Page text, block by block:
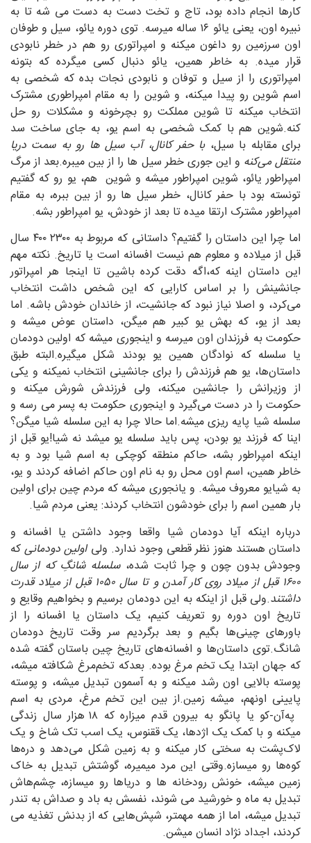
کارها انجام داده بود، تاج و تخت دست به دست می شه تا به
نبیره اون، یعنی یائو ۱۶ ساله میرسه. توی دوره یائو، سیل و طوفان
اون سرزمین رو داغون میکنه و امپراتوری رو هم در خطر نابودی
قرار میده. به خاطر همین، یائو دنبال کسی میگرده که بتونه
امپراتوری را از سیل و توفان و نابودی نجات بده که شخصی به
اسم شوین رو پیدا میکنه، و شوین را به مقام امپراطوری مشترک
انتخاب میکنه تا شوین مملکت رو بچرخونه و مشکلات رو حل
کنه.شوین هم با کمک شخصی به اسم یو، به جای ساخت سد
برای مقابله با سیل، با حفر کانال، آب سیل ها رو به سمت دریا
منتقل می‌کنهو این جوری خطر سیل ها را از بین میبره.بعد از مرگ
امپراطور یائو، شوین امپراطور میشه و شوین هم، یو رو که گفتیم
تونسته بود با حفر کانال، خطر سیل ها رو از بین ببره، به مقام
امپراطور مشترک ارتقا میده تا بعد از خودش، یو امپراطور بشه.
اما چرا این داستان را گفتیم؟ داستانی که مربوط به ۲۳۰۰ ۴۰۰ سال
قبل از میلاده و معلوم هم نیست افسانه است یا تاریخ. نکته مهم
این داستان اینه که،اگه دقت کرده باشین تا اینجا هر امپراتور
جانشینش را بر اساس کارایی که این شخص داشت انتخاب
می‌کرد، و اصلا نیاز نبود که جانشیت، از خاندان خودش باشه. اما
بعد از یو، که بهش یو کبیر هم میگن، داستان عوض میشه و
حکومت به فرزندان اون میرسه و اینجوری میشه که اولین دودمان
یا سلسله که نوادگان همین یو بودند شکل میگیره.البته طبق
داستان‌ها، یو هم فرزندش را برای جانشینی انتخاب نمیکنه و یکی
از وزیرانش را جانشین میکنه، ولی فرزندش شورش میکنه و
حکومت را در دست می‌گیرد و اینجوری حکومت به پسر می رسه و
سلسله شیا پایه ریزی میشه.اما حالا چرا به این سلسله شیا میگن؟
اینا که فرزند یو بودن، پس باید سلسله یو میشد نه شیا!یو قبل از
اینکه امپراطور بشه، حاکم منطقه کوچکی به اسم شیا بود و به
خاطر همین، اسم اون محل رو به نام اون حاکم اضافه کردند و یو،
به شیایو معروف میشه. و یانجوری میشه که مردم چین برای اولین
بار همین اسم را برای خودشون انتخاب کردند: یعنی مردم شیا.
درباره اینکه آیا دودمان شیا واقعا وجود داشتن یا افسانه و
داستان هستند هنوز نظر قطعی وجود ندارد. ولیاولین دودمانیکه
وجودش بدون چون و چرا ثابت شده، سلسله شانگِ که از سال
۱۶۰۰ قبل از میلاد روی کار آمدن و تا سال ۱۰۵۰ قبل از میلاد قدرت
داشتند.ولی قبل از اینکه به این دودمان برسیم و بخواهیم وقایع و
تاریخ اون دوره رو تعریف کنیم، یک داستان یا افسانه را از
باورهای چینی‌ها بگیم و بعد برگردیم سر وقت تاریخ دودمان
شانگ.توی داستان‌ها و افسانه‌های تاریخ چین باستان گفته شده
که جهان ابتدا یک تخم مرغ بوده. بعدکه تخم‌مرغ شکافته میشه،
پوسته بالایی اون رشد میکنه و به آسمون تبدیل میشه، و پوسته
پایینی اونهم، میشه زمین.از بین این تخم مرغ، مردی به اسم
په‌آن-کو یا پانگو به بیرون قدم میزاره که ۱۸ هزار سال زندگی
میکنه و با کمک یک اژدها، یک ققنوس، یک اسب تک شاخ و یک
لاک‌پشت به سختی کار میکنه و به زمین شکل می‌دهد و دره‌ها
کوه‌ها رو میسازه.وقتی این مرد میمیره، گوشتش تبدیل به خاک
زمین میشه، خونش رودخانه ها و دریاها رو میسازه، چشم‌هاش
تبدیل به ماه و خورشید می شوند، نفسش به باد و صداش به تندر
تبدیل میشه، اما از همه مهمتر، شپش‌هایی که از بدنش تغذیه می
کردند، اجداد نژاد انسان میشن.